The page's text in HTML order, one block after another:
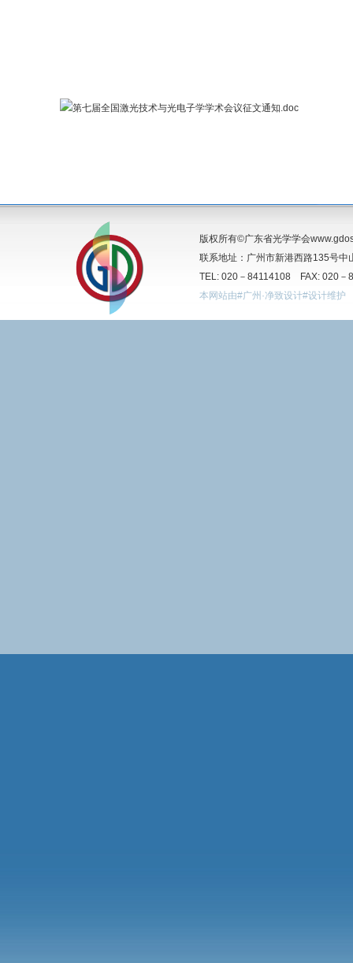
第七届全国激光技术与光电子学学术会议征文通知.doc
版权所有©广东省光学学会
联系地址：广州市新港西路135号
TEL: 020－84114108 FAX: 020
本网站由#广州·净致设计#设计维护